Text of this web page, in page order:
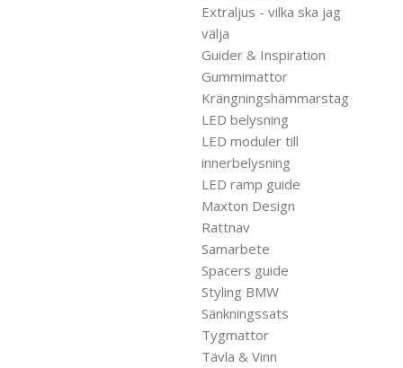
Extraljus - vilka ska jag
välja
Guider & Inspiration
Gummimattor
Krängningshämmarstag
LED belysning
LED moduler till
innerbelysning
LED ramp guide
Maxton Design
Rattnav
Samarbete
Spacers guide
Styling BMW
Sänkningssats
Tygmattor
Tävla & Vinn